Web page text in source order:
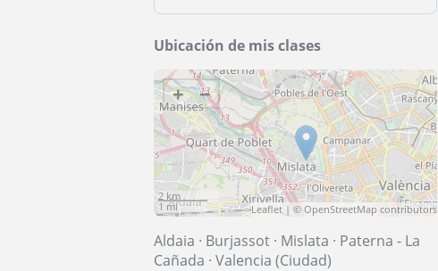
Ubicación de mis clases
+ −
2 km
1 mi
Leaflet | ©OpenStreetMap contributors
Aldaia · Burjassot · Mislata · Paterna - La
Cañada · Valencia (Ciudad)